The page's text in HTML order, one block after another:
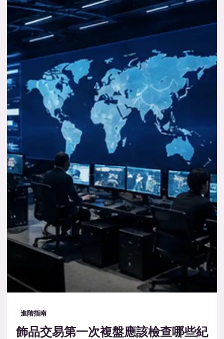
進階指南
飾品交易第一次複盤應該檢查哪些紀